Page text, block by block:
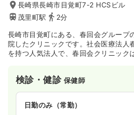
長崎県長崎市目覚町7-2 HCSビル
茂里町駅
2分
長崎市目覚町にある、春回会グループ
院したクリニックです。社会医療法人
を持つ人気法人で、春回会クリニック
検診・健診 保健師
日勤のみ（常勤）